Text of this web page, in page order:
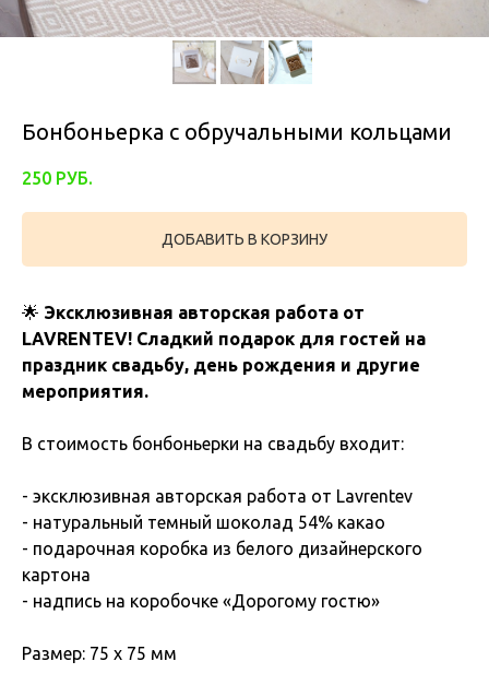
Бонбоньерка с обручальными кольцами
250 РУБ.
ДОБАВИТЬ В КОРЗИНУ
🌟 Эксклюзивная авторская работа от
LAVRENTEV! Сладкий подарок для гостей на
праздник свадьбу, день рождения и другие
мероприятия.
В стоимость бонбоньерки на свадьбу входит:
- эксклюзивная авторская работа от Lavrentev
- натуральный темный шоколад 54% какао
- подарочная коробка из белого дизайнерского
картона
- надпись на коробочке «Дорогому гостю»
Размер: 75 х 75 мм